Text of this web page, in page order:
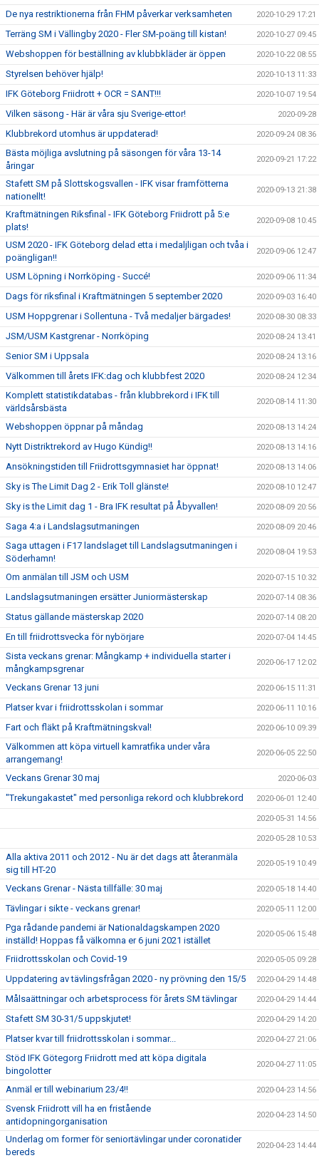
De nya restriktionerna från FHM påverkar verksamheten 2020-10-29 17:21
Terräng SM i Vällingby 2020 - Fler SM-poäng till kistan! 2020-10-27 09:45
Webshoppen för beställning av klubbkläder är öppen 2020-10-22 08:55
Styrelsen behöver hjälp! 2020-10-13 11:33
IFK Göteborg Friidrott + OCR = SANT!!! 2020-10-07 19:54
Vilken säsong - Här är våra sju Sverige-ettor! 2020-09-28
Klubbrekord utomhus är uppdaterad! 2020-09-24 08:36
Bästa möjliga avslutning på säsongen för våra 13-14
åringar
2020-09-21 17:22
Stafett SM på Slottskogsvallen - IFK visar framfötterna
nationellt!
2020-09-13 21:38
Kraftmätningen Riksfinal - IFK Göteborg Friidrott på 5:e
plats!
2020-09-08 10:45
USM 2020 - IFK Göteborg delad etta i medaljligan och tvåa i
poängligan!!
2020-09-06 12:47
USM Löpning i Norrköping - Succé! 2020-09-06 11:34
Dags för riksfinal i Kraftmätningen 5 september 2020 2020-09-03 16:40
USM Hoppgrenar i Sollentuna - Två medaljer bärgades! 2020-08-30 08:33
JSM/USM Kastgrenar - Norrköping 2020-08-24 13:41
Senior SM i Uppsala 2020-08-24 13:16
Välkommen till årets IFK:dag och klubbfest 2020 2020-08-24 12:34
Komplett statistikdatabas - från klubbrekord i IFK till
världsårsbästa
2020-08-14 11:30
Webshoppen öppnar på måndag 2020-08-13 14:24
Nytt Distriktrekord av Hugo Kündig!! 2020-08-13 14:16
Ansökningstiden till Friidrottsgymnasiet har öppnat! 2020-08-13 14:06
Sky is The Limit Dag 2 - Erik Toll glänste! 2020-08-10 12:47
Sky is the Limit dag 1 - Bra IFK resultat på Åbyvallen! 2020-08-09 20:56
Saga 4:a i Landslagsutmaningen 2020-08-09 20:46
Saga uttagen i F17 landslaget till Landslagsutmaningen i
Söderhamn!
2020-08-04 19:53
Om anmälan till JSM och USM 2020-07-15 10:32
Landslagsutmaningen ersätter Juniormästerskap 2020-07-14 08:36
Status gällande mästerskap 2020 2020-07-14 08:20
En till friidrottsvecka för nybörjare 2020-07-04 14:45
Sista veckans grenar: Mångkamp + individuella starter i
mångkampsgrenar
2020-06-17 12:02
Veckans Grenar 13 juni 2020-06-15 11:31
Platser kvar i friidrottsskolan i sommar 2020-06-11 10:16
Fart och fläkt på Kraftmätningskval! 2020-06-10 09:39
Välkommen att köpa virtuell kamratfika under våra
arrangemang!
2020-06-05 22:50
Veckans Grenar 30 maj 2020-06-03
"Trekungakastet" med personliga rekord och klubbrekord 2020-06-01 12:40
2020-05-31 14:56
2020-05-28 10:53
Alla aktiva 2011 och 2012 - Nu är det dags att återanmäla
sig till HT-20
2020-05-19 10:49
Veckans Grenar - Nästa tillfälle: 30 maj 2020-05-18 14:40
Tävlingar i sikte - veckans grenar! 2020-05-11 12:00
Pga rådande pandemi är Nationaldagskampen 2020
inställd! Hoppas få välkomna er 6 juni 2021 istället
2020-05-06 15:48
Friidrottsskolan och Covid-19 2020-05-05 09:28
Uppdatering av tävlingsfrågan 2020 - ny prövning den 15/5 2020-04-29 14:48
Målsaättningar och arbetsprocess för årets SM tävlingar 2020-04-29 14:44
Stafett SM 30-31/5 uppskjutet! 2020-04-29 14:20
Platser kvar till friidrottsskolan i sommar... 2020-04-27 21:06
Stöd IFK Götegorg Friidrott med att köpa digitala
bingolotter
2020-04-27 11:05
Anmäl er till webinarium 23/4!! 2020-04-23 14:56
Svensk Friidrott vill ha en fristående
antidopningorganisation
2020-04-23 14:50
Underlag om former för seniortävlingar under coronatider
bereds
2020-04-23 14:44